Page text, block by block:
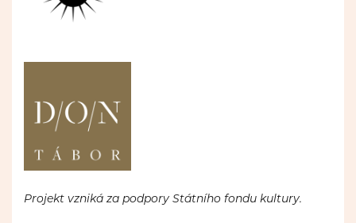
Projekt vzniká za podpory Státního fondu kultury.